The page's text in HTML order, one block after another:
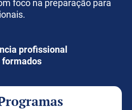
foco na preparação para
profissional
formados